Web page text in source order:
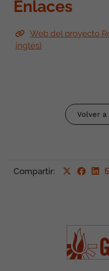
Enlaces
Web del proyecto
inglés)
Volver a
Compartir: